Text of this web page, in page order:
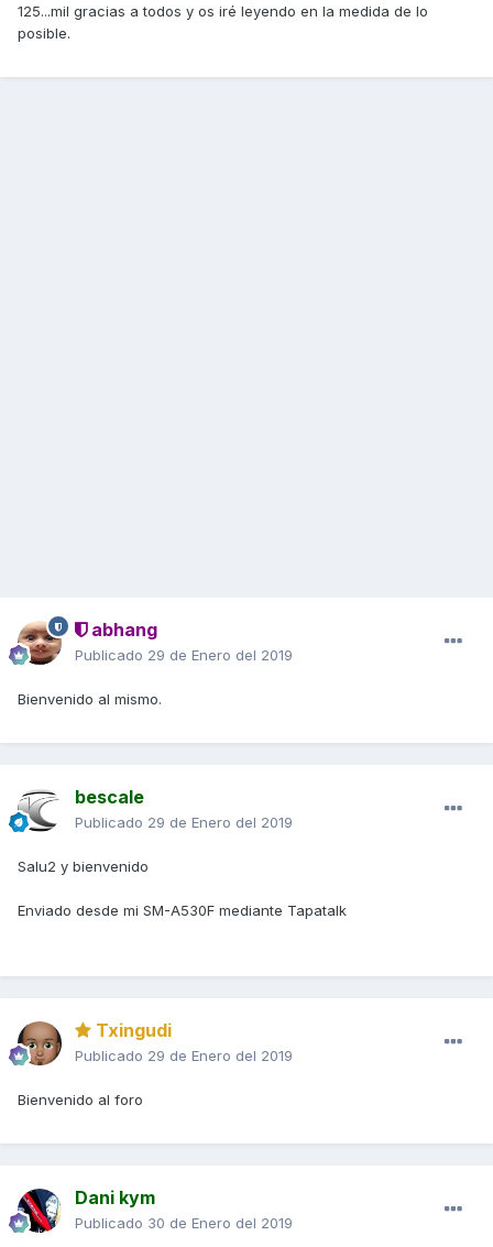
125...mil gracias a todos y os iré leyendo en la medida de lo
posible.
abhang
Publicado 29 de Enero del 2019
Bienvenido al mismo.
bescale
Publicado 29 de Enero del 2019
Salu2 y bienvenido
Enviado desde mi SM-A530F mediante Tapatalk
Txingudi
Publicado 29 de Enero del 2019
Bienvenido al foro
Dani kym
Publicado 30 de Enero del 2019